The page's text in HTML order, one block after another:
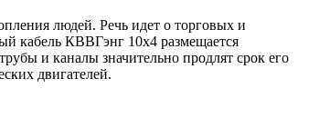
людей. Речь идет о торговых и
кабель КВВГэнг 10х4 размещается
и каналы значительно продлят срок его
двигателей.